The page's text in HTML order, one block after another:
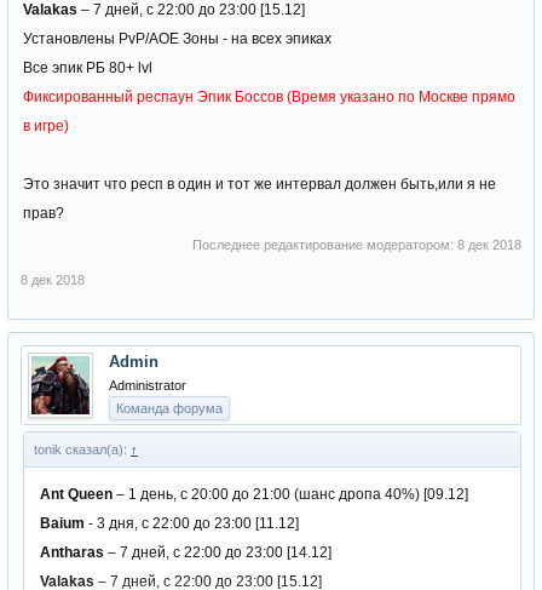
Valakas – 7 дней, с 22:00 до 23:00 [15.12]
Установлены PvP/AOE Зоны - на всех эпиках
Все эпик РБ 80+ lvl
Фиксированный респаун Эпик Боссов (Время указано по Москве прямо
в игре)
Это значит что респ в один и тот же интервал должен быть,или я не
прав?
Последнее редактирование модератором: 8 дек 2018
8 дек 2018
Admin
Administrator
Команда форума
tonik сказал(а): ↑
Ant Queen – 1 день, с 20:00 до 21:00 (шанс дропа 40%) [09.12]
Baium - 3 дня, с 22:00 до 23:00 [11.12]
Antharas – 7 дней, с 22:00 до 23:00 [14.12]
Valakas – 7 дней, с 22:00 до 23:00 [15.12]